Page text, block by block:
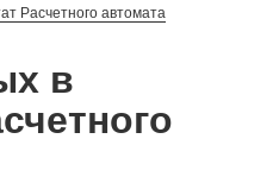
Расчетного автомата
в